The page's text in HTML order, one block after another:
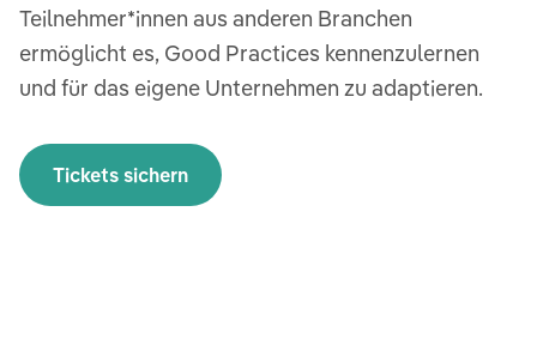
Teilnehmer*innen aus anderen Branchen
ermöglicht es, Good Practices kennenzulernen
und für das eigene Unternehmen zu adaptieren.
Tickets sichern